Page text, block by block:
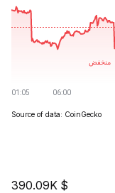
Source of data: CoinGecko
390.09K